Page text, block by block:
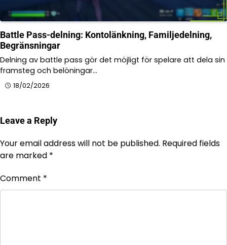
Battle Pass-delning: Kontolänkning, Familjedelning,
Begränsningar
Delning av battle pass gör det möjligt för spelare att dela sin
framsteg och belöningar…
18/02/2026
Leave a Reply
Your email address will not be published. Required fields
are marked *
Comment *